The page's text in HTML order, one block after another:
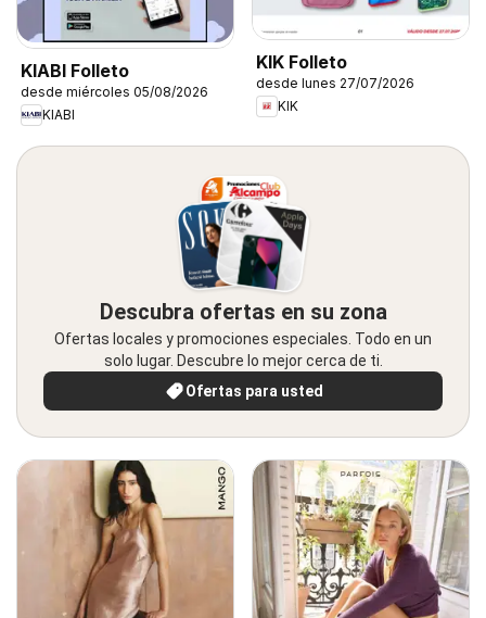
KIABI Folleto
desde miércoles 05/08/2026
KIABI
KIK Folleto
desde lunes 27/07/2026
KIK
Descubra ofertas en su zona
Ofertas locales y promociones especiales. Todo en un
solo lugar. Descubre lo mejor cerca de ti.
Ofertas para usted